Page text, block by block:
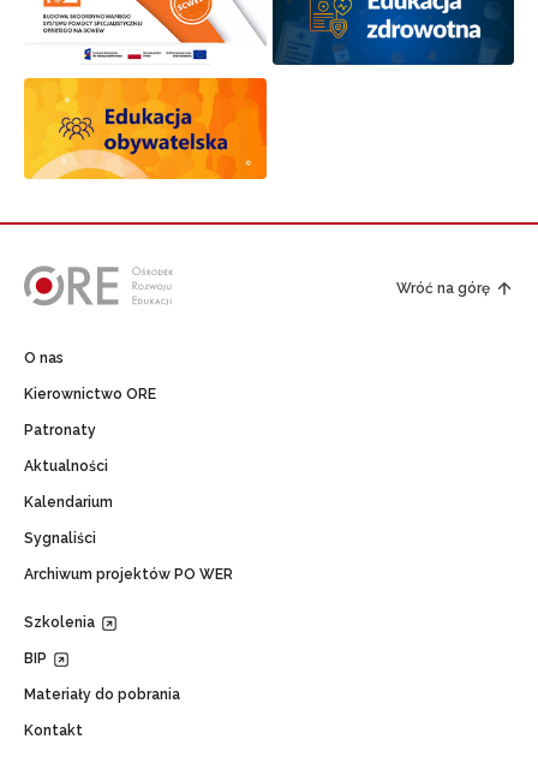
Wróć na górę
O nas
Kierownictwo ORE
Patronaty
Aktualności
Kalendarium
Sygnaliści
Archiwum projektów PO WER
Szkolenia
BIP
Materiały do pobrania
Kontakt